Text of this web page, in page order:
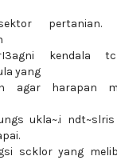
pertanian.
kendala
yang
agar harapan
ukla~.i
scklor yang